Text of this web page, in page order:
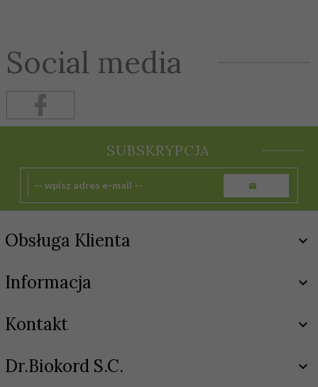
Social media
SUBSKRYPCJA
Obsługa Klienta
Informacja
Kontakt
Dr.Biokord S.C.